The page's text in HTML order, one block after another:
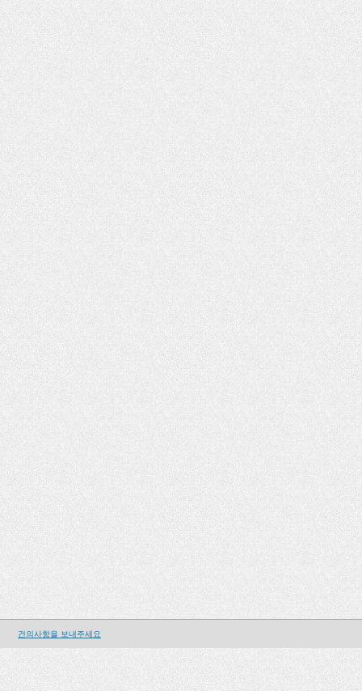
건의사항을 보내주세요